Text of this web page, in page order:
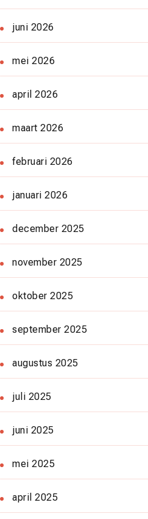
juni 2026
mei 2026
april 2026
maart 2026
februari 2026
januari 2026
december 2025
november 2025
oktober 2025
september 2025
augustus 2025
juli 2025
juni 2025
mei 2025
april 2025